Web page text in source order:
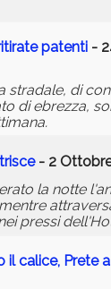
patenti -
stradale, di
di ebrezza,
- 2
la notte
pressi
il calice, Prete